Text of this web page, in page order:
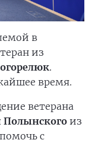
в
из
.
время.
ветерана
Полынского из
с